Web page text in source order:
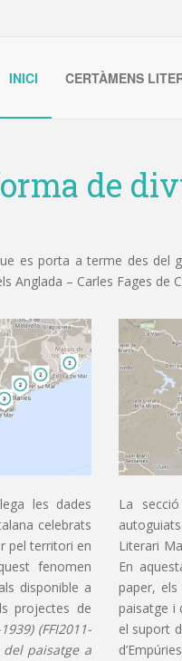
INICI CERTÀMENS
de
es porta a terme des
Anglada – Carles Fages de
les dades
celebrats
pel territori en
fenomen
disponible a
projectes de
(FFI2011-
paisatge a
La secció
Literari
En
paper,
paisatge i
el suport